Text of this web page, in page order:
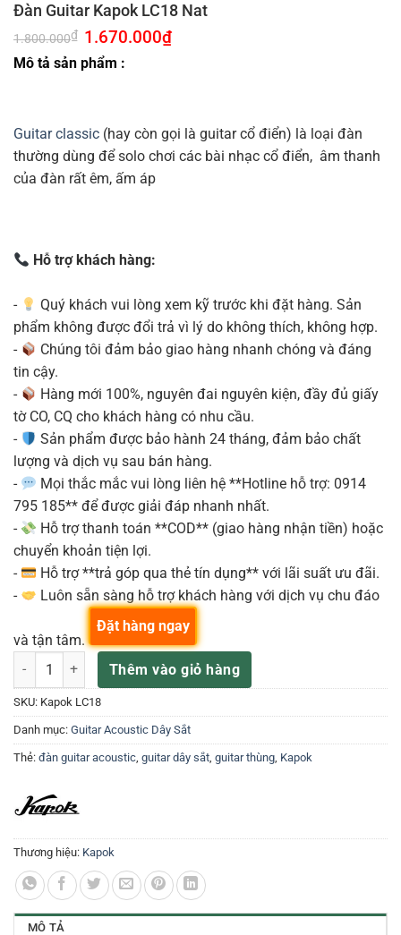
Đàn Guitar Kapok LC18 Nat
1.800.000₫ Giá
gốc
là:
1.800.000₫.
1.670.000₫Giá
Mô tả sản phẩm :
Guitar classic (hay còn gọi là guitar cổ điển) là loại đàn
thường dùng để solo chơi các bài nhạc cổ điển, âm thanh
của đàn rất êm, ấm áp
Hỗ trợ khách hàng:
-
Quý khách vui lòng xem kỹ trước khi đặt hàng. Sản
phẩm không được đổi trả vì lý do không thích, không hợp.
-
Chúng tôi đảm bảo giao hàng nhanh chóng và đáng
tin cậy.
-
Hàng mới 100%, nguyên đai nguyên kiện, đầy đủ giấy
tờ CO, CQ cho khách hàng có nhu cầu.
-
Sản phẩm được bảo hành 24 tháng, đảm bảo chất
lượng và dịch vụ sau bán hàng.
-
Mọi thắc mắc vui lòng liên hệ **Hotline hỗ trợ: 0914
795 185** để được giải đáp nhanh nhất.
-
Hỗ trợ thanh toán **COD** (giao hàng nhận tiền) hoặc
chuyển khoản tiện lợi.
-
Hỗ trợ **trả góp qua thẻ tín dụng** với lãi suất ưu đãi.
-
Luôn sẵn sàng hỗ trợ khách hàng với dịch vụ chu đáo
và tận tâm.
Đàn Guitar Kapok LC18 Nat số lượng
Thêm vào giỏ hàng
Đặt hàng ngay
SKU: Kapok LC18
Danh mục: Guitar Acoustic Dây Sắt
Thẻ: đàn guitar acoustic, guitar dây sắt, guitar thùng, Kapok
Thương hiệu: Kapok
MÔ TẢ